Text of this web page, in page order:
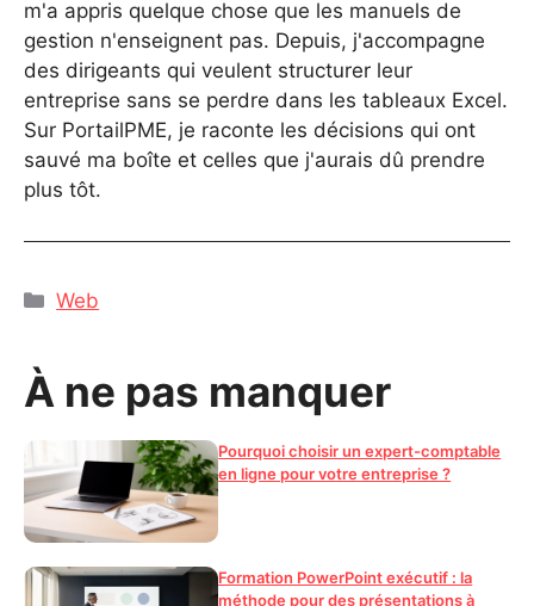
m'a appris quelque chose que les manuels de
gestion n'enseignent pas. Depuis, j'accompagne
des dirigeants qui veulent structurer leur
entreprise sans se perdre dans les tableaux Excel.
Sur PortailPME, je raconte les décisions qui ont
sauvé ma boîte et celles que j'aurais dû prendre
plus tôt.
Catégories
Web
À ne pas manquer
Pourquoi choisir un expert-comptable
en ligne pour votre entreprise ?
Formation PowerPoint exécutif : la
méthode pour des présentations à